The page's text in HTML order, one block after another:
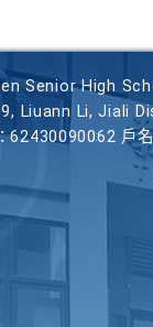
Senior High
Liuann Li, Jiali
62430090062 戶